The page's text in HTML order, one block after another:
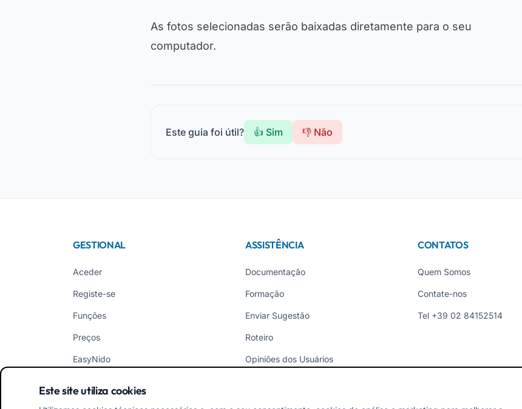
As fotos selecionadas serão baixadas diretamente para o seu
computador.
Este guia foi útil? 👍 Sim 👎 Não
GESTIONAL
Aceder
Registe-se
Funções
Preços
EasyNido
ASSISTÊNCIA
Documentação
Formação
Enviar Sugestão
Roteiro
Opiniões dos Usuários
CONTATOS
Quem Somos
Contate-nos
Tel +39 02 84152514
Este site utiliza cookies